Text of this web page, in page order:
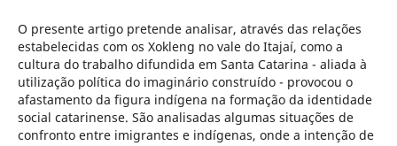
O presente artigo pretende analisar, através das relações
estabelecidas com os Xokleng no vale do Itajaí, como a
cultura do trabalho difundida em Santa Catarina - aliada à
utilização política do imaginário construído - provocou o
afastamento da figura indígena na formação da identidade
social catarinense. São analisadas algumas situações de
confronto entre imigrantes e indígenas, onde a intenção de